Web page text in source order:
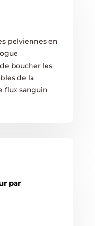
pelviennes en
boucher les
de la
flux sanguin
par